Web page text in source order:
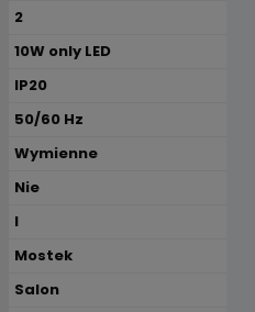
2
10W only LED
IP20
50/60 Hz
Wymienne
Nie
I
Mostek
Salon